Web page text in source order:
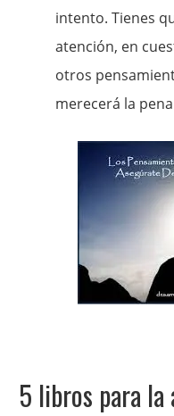
intento. Tienes
atención, en
otros
merecerá la
5 libros para la